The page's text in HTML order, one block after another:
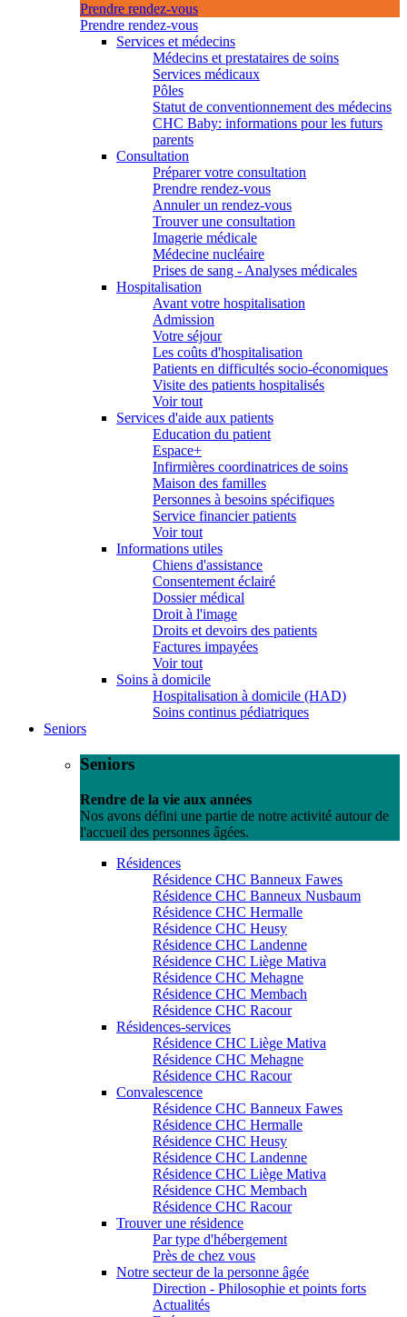
Prendre rendez-vous
Prendre rendez-vous
Services et médecins
Médecins et prestataires de soins
Services médicaux
Pôles
Statut de conventionnement des médecins
CHC Baby: informations pour les futurs
parents
Consultation
Préparer votre consultation
Prendre rendez-vous
Annuler un rendez-vous
Trouver une consultation
Imagerie médicale
Médecine nucléaire
Prises de sang - Analyses médicales
Hospitalisation
Avant votre hospitalisation
Admission
Votre séjour
Les coûts d'hospitalisation
Patients en difficultés socio-économiques
Visite des patients hospitalisés
Voir tout
Services d'aide aux patients
Education du patient
Espace+
Infirmières coordinatrices de soins
Maison des familles
Personnes à besoins spécifiques
Service financier patients
Voir tout
Informations utiles
Chiens d'assistance
Consentement éclairé
Dossier médical
Droit à l'image
Droits et devoirs des patients
Factures impayées
Voir tout
Soins à domicile
Hospitalisation à domicile (HAD)
Soins continus pédiatriques
Seniors
Seniors
Rendre de la vie aux années
Nos avons défini une partie de notre activité autour de
l'accueil des personnes âgées.
Résidences
Résidence CHC Banneux Fawes
Résidence CHC Banneux Nusbaum
Résidence CHC Hermalle
Résidence CHC Heusy
Résidence CHC Landenne
Résidence CHC Liège Mativa
Résidence CHC Mehagne
Résidence CHC Membach
Résidence CHC Racour
Résidences-services
Résidence CHC Liège Mativa
Résidence CHC Mehagne
Résidence CHC Racour
Convalescence
Résidence CHC Banneux Fawes
Résidence CHC Hermalle
Résidence CHC Heusy
Résidence CHC Landenne
Résidence CHC Liège Mativa
Résidence CHC Membach
Résidence CHC Racour
Trouver une résidence
Par type d'hébergement
Près de chez vous
Notre secteur de la personne âgée
Direction - Philosophie et points forts
Actualités